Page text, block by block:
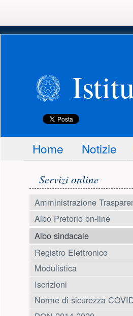
Menu
Home Notizie
Menu laterale
Servizi online
Amministrazione
Albo Pretorio on-line
Albo sindacale
Registro Elettronico
Modulistica
Iscrizioni
Norme di sicurezza